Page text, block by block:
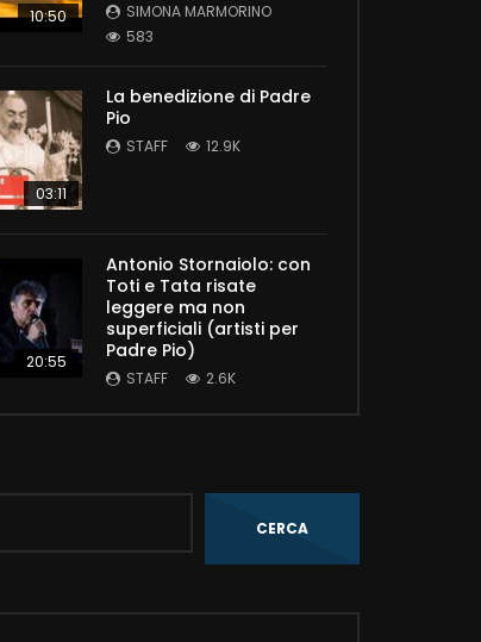
10:50
SIMONA MARMORINO
583
03:11
La benedizione di Padre
Pio
STAFF 12.9K
20:55
Antonio Stornaiolo: con
Toti e Tata risate
leggere ma non
superficiali (artisti per
Padre Pio)
STAFF 2.6K
CERCA